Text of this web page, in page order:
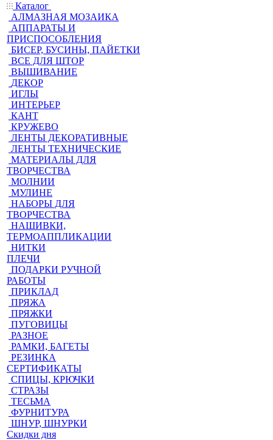
Каталог
АЛМАЗНАЯ МОЗАИКА
АППАРАТЫ И
ПРИСПОСОБЛЕНИЯ
БИСЕР, БУСИНЫ, ПАЙЕТКИ
ВСЕ ДЛЯ ШТОР
ВЫШИВАНИЕ
ДЕКОР
ИГЛЫ
ИНТЕРЬЕР
КАНТ
КРУЖЕВО
ЛЕНТЫ ДЕКОРАТИВНЫЕ
ЛЕНТЫ ТЕХНИЧЕСКИЕ
МАТЕРИАЛЫ ДЛЯ
ТВОРЧЕСТВА
МОЛНИИ
МУЛИНЕ
НАБОРЫ ДЛЯ
ТВОРЧЕСТВА
НАШИВКИ,
ТЕРМОАППЛИКАЦИИ
НИТКИ
ПЛЕЧИ
ПОДАРКИ РУЧНОЙ
РАБОТЫ
ПРИКЛАД
ПРЯЖА
ПРЯЖКИ
ПУГОВИЦЫ
РАЗНОЕ
РАМКИ, БАГЕТЫ
РЕЗИНКА
СЕРТИФИКАТЫ
СПИЦЫ, КРЮЧКИ
СТРАЗЫ
ТЕСЬМА
ФУРНИТУРА
ШНУР, ШНУРКИ
Скидки дня